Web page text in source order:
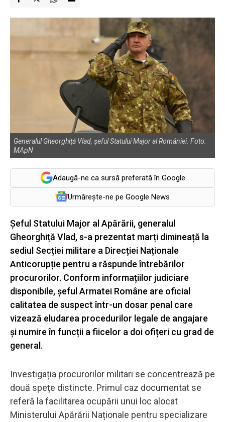
Generalul Gheorghiță Vlad, șeful Statului Major al României. Foto:
MApN
Adaugă-ne ca sursă preferată în Google
Urmărește-ne pe Google News
Șeful Statului Major al Apărării, generalul
Gheorghiță Vlad, s-a prezentat marți dimineață la
sediul Secției militare a Direcției Naționale
Anticorupție pentru a răspunde întrebărilor
procurorilor. Conform informațiilor judiciare
disponibile, șeful Armatei Române are oficial
calitatea de suspect într-un dosar penal care
vizează eludarea procedurilor legale de angajare
și numire în funcții a fiicelor a doi ofițeri cu grad de
general.
Investigația procurorilor militari se concentrează pe
două spețe distincte. Primul caz documentat se
referă la facilitarea ocupării unui loc alocat
Ministerului Apărării Naționale pentru specializare